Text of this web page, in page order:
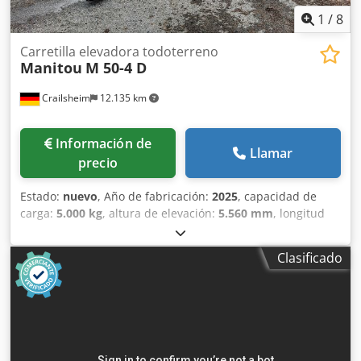
1 /8
Crailsheim 12.135 km
Carretilla elevadora todoterreno
Manitou M 50-4 D
Información de
precio
Llamar
Estado: nuevo, Año de fabricación: 2025, capacidad de
carga: 5.000 kg, altura de elevación: 5.560 mm, longitud
, Tipo de operario: sentado · Capacidad de
carga máxima: 5.000 kg · Centro de carga: 600 mm ·
Distancia de carga, eje de transmisión al centro de la
horquilla: 773 mm · Carga sobre el eje delantero (cargado)
/ eje trasero (cargado): 11.520 kg / 1.805 kg · Carga sobre el
Clasificado